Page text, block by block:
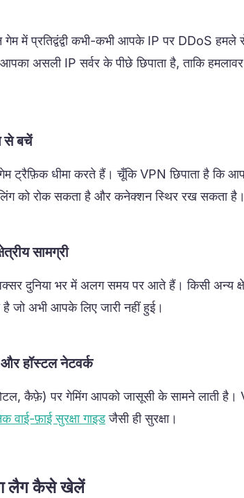
गेम में प्रतिद्वंद्वी कभी-कभी आपके IP पर DDoS
असली IP सर्वर के पीछे छिपाता है, ताकि
से बचें
ट्रैफ़िक धीमा करते हैं। चूँकि VPN छिपाता है कि
को रोक सकता है और कनेक्शन स्थिर रख सकता है।
सामग्री
दुनिया भर में अलग समय पर आते हैं। किसी अन्य
है जो अभी आपके लिए जारी नहीं हुई।
और हॉस्टल नेटवर्क
कैफ़े) पर गेमिंग आपको जासूसी के सामने लाती है।
वाई-फ़ाई सुरक्षा गाइडजैसी ही सुरक्षा।
लैग कैसे खेलें